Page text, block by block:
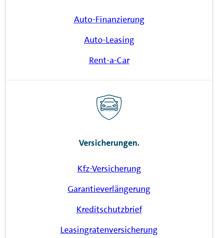
Auto-Finanzierung
Auto-Leasing
Rent-a-Car
Versicherungen.
Kfz-Versicherung
Garantieverlängerung
Kreditschutzbrief
Leasingratenversicherung